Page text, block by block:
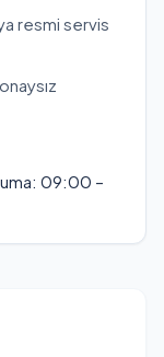
resmi servis
09:00 –